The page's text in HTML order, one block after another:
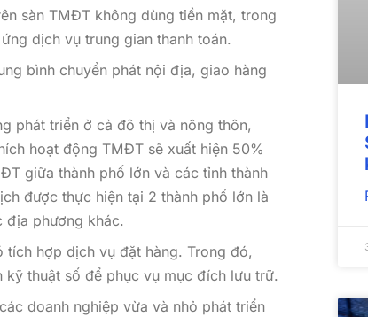
sàn TMĐT không dùng tiền mặt, trong
dịch vụ trung gian thanh toán.
bình chuyển phát nội địa, giao hàng
phát triển ở cả đô thị và nông thôn,
hoạt động TMĐT sẽ xuất hiện 50%
giữa thành phố lớn và các tỉnh thành
được thực hiện tại 2 thành phố lớn là
địa phương khác.
hợp dịch vụ đặt hàng. Trong đó,
thuật số để phục vụ mục đích lưu trữ.
doanh nghiệp vừa và nhỏ phát triển